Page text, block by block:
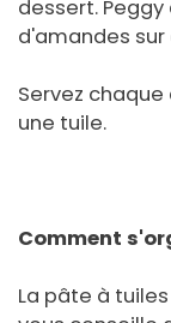
dessert.
d'amandes sur
Servez
une tuile.
Comment
La pâte à